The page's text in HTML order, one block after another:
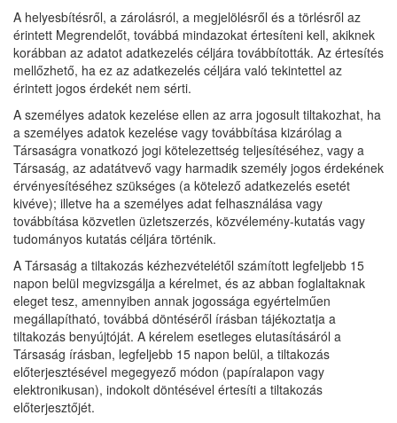
A helyesbítésről, a zárolásról, a megjelölésről és a törlésről az
érintett Megrendelőt, továbbá mindazokat értesíteni kell, akiknek
korábban az adatot adatkezelés céljára továbbították. Az értesítés
mellőzhető, ha ez az adatkezelés céljára való tekintettel az
érintett jogos érdekét nem sérti.
A személyes adatok kezelése ellen az arra jogosult tiltakozhat, ha
a személyes adatok kezelése vagy továbbítása kizárólag a
Társaságra vonatkozó jogi kötelezettség teljesítéséhez, vagy a
Társaság, az adatátvevő vagy harmadik személy jogos érdekének
érvényesítéséhez szükséges (a kötelező adatkezelés esetét
kivéve); illetve ha a személyes adat felhasználása vagy
továbbítása közvetlen üzletszerzés, közvélemény-kutatás vagy
tudományos kutatás céljára történik.
A Társaság a tiltakozás kézhezvételétől számított legfeljebb 15
napon belül megvizsgálja a kérelmet, és az abban foglaltaknak
eleget tesz, amennyiben annak jogossága egyértelműen
megállapítható, továbbá döntéséről írásban tájékoztatja a
tiltakozás benyújtóját. A kérelem esetleges elutasításáról a
Társaság írásban, legfeljebb 15 napon belül, a tiltakozás
előterjesztésével megegyező módon (papíralapon vagy
elektronikusan), indokolt döntésével értesíti a tiltakozás
előterjesztőjét.